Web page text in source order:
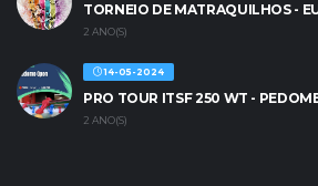
TORNEIO DE MATRAQUILHOS -
2 ANO(S)
14-05-2024
PRO TOUR ITSF 250 WT -
2 ANO(S)